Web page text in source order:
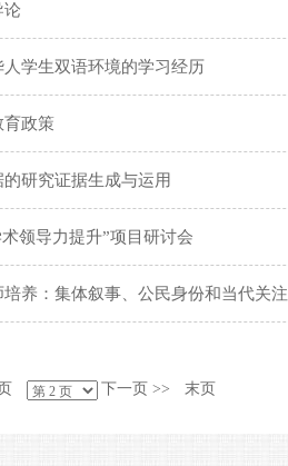
论
学生双语环境的学习经历
育政策
研究证据生成与运用
领导力提升”项目研讨会
养：集体叙事、公民身份和当代关注
下一页 >> 末页